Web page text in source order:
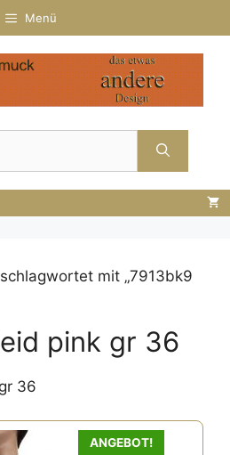
Menü
mit „7913bk9
pink gr 36
36
ANGEBOT!